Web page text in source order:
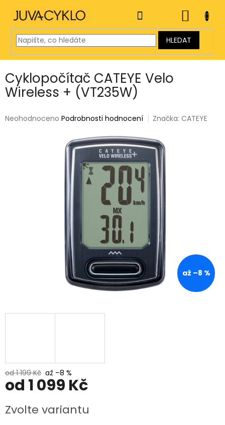
obsah
HLEDAT
KOŠÍK
Cyklopočítač CATEYE Velo
Wireless + (VT235W)
Průměrné
Neohodnoceno Podrobnosti hodnocení Značka:CATEYE
až –8 %
od 1 199 Kč až –8 %
od 1 099 Kč
cena:
Zvolte variantu